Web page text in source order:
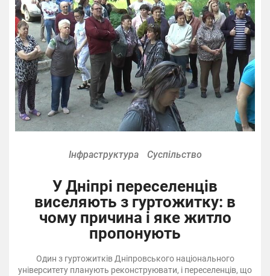
Інфраструктура Суспільство
У Дніпрі переселенців
виселяють з гуртожитку: в
чому причина і яке житло
пропонують
Один з гуртожитків Дніпровського національного
університету планують реконструювати, і переселенців, що